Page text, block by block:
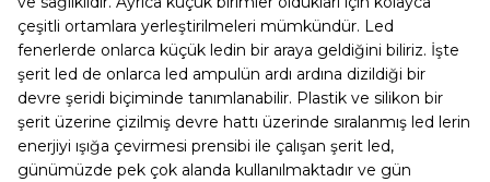
çeşitli ortamlara yerleştirilmeleri mümkündür. Led
fenerlerde onlarca küçük ledin bir araya geldiğini biliriz. İşte
şerit led de onlarca led ampulün ardı ardına dizildiği bir
devre şeridi biçiminde tanımlanabilir. Plastik ve silikon bir
şerit üzerine çizilmiş devre hattı üzerinde sıralanmış led lerin
enerjiyi ışığa çevirmesi prensibi ile çalışan şerit led,
günümüzde pek çok alanda kullanılmaktadır ve gün